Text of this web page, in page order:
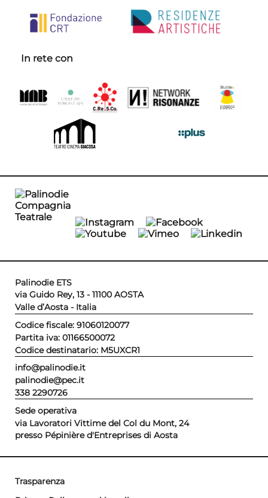
In rete con
Palinodie ETS
via Guido Rey, 13 - 11100 AOSTA
Valle d’Aosta - Italia
Codice fiscale: 91060120077
Partita iva: 01166500072
Codice destinatario: M5UXCR1
info@palinodie.it
palinodie@pec.it
338 2290726
Sede operativa
via Lavoratori Vittime del Col du Mont, 24
presso Pépinière d'Entreprises di Aosta
Trasparenza